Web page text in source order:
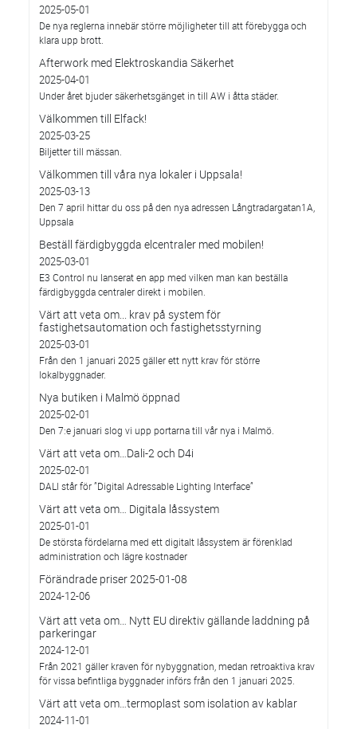
2025-05-01
De nya reglerna innebär större möjligheter till att förebygga och
klara upp brott.
Afterwork med Elektroskandia Säkerhet
2025-04-01
Under året bjuder säkerhetsgänget in till AW i åtta städer.
Välkommen till Elfack!
2025-03-25
Biljetter till mässan.
Välkommen till våra nya lokaler i Uppsala!
2025-03-13
Den 7 april hittar du oss på den nya adressen Långtradargatan1A,
Uppsala
Beställ färdigbyggda elcentraler med mobilen!
2025-03-01
E3 Control nu lanserat en app med vilken man kan beställa
färdigbyggda centraler direkt i mobilen.
Värt att veta om... krav på system för
fastighetsautomation och fastighetsstyrning
2025-03-01
Från den 1 januari 2025 gäller ett nytt krav för större
lokalbyggnader.
Nya butiken i Malmö öppnad
2025-02-01
Den 7:e januari slog vi upp portarna till vår nya i Malmö.
Värt att veta om…Dali-2 och D4i
2025-02-01
DALI står för ”Digital Adressable Lighting Interface”
Värt att veta om… Digitala låssystem
2025-01-01
De största fördelarna med ett digitalt låssystem är förenklad
administration och lägre kostnader
Förändrade priser 2025-01-08
2024-12-06
Värt att veta om… Nytt EU direktiv gällande laddning på
parkeringar
2024-12-01
Från 2021 gäller kraven för nybyggnation, medan retroaktiva krav
för vissa befintliga byggnader införs från den 1 januari 2025.
Värt att veta om…termoplast som isolation av kablar
2024-11-01